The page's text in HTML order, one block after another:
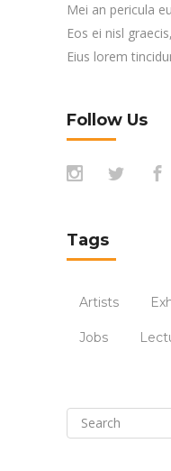
Mei an pericula
Eos ei nisl
Eius lorem
Follow Us
Tags
Artists
Jobs